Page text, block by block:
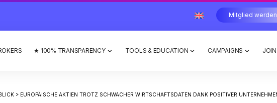
Mitglied werden
★ 100% TRANSPARENCY TOOLS & EDUCATION CAMPAIGNS
> EUROPÄISCHE AKTIEN TROTZ SCHWACHER WIRTSCHAFTSDATEN DANK POSITIVER UNTERNEHMENSGEWINNE HÖHER; GLOBALE AKTIEN